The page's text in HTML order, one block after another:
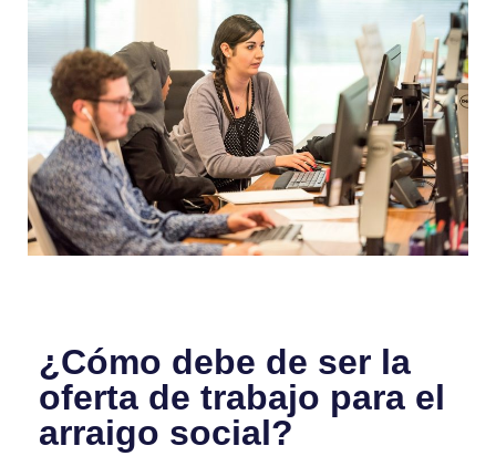
¿Cómo debe de ser la
oferta de trabajo para el
arraigo social?